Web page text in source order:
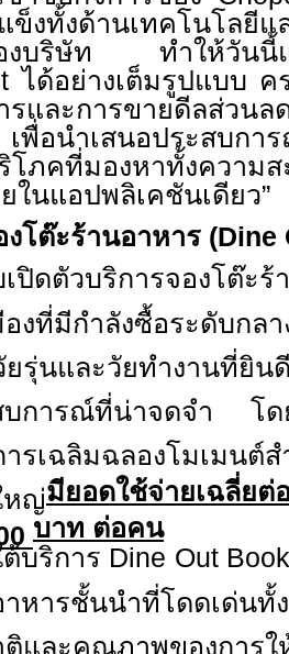
ข็งทั้งด้านเทคโนโลยีแ
งบริษัท ทำให้วันนี้แ
ได้อย่างเต็มรูปแบบ ค
รและการขายดีลส่วนล
นำเสนอประสบการ
โภคที่มองหาทั้งความ
ในแอปพลิเคชันเดียว”
งโต๊ะร้านอาหาร (Dine
ปิดตัวบริการจองโต๊ะร้
องที่มีกำลังซื้อระดับก
ยรุ่นและวัยทำงานที่ยิน
บการณ์ที่น่าจดจำ โดย
ารเฉลิมฉลองโมเมน
หญ่มียอดใช้จ่ายเฉลี่ย
บาท ต่อคน
บริการ Dine Out
าหารชั้นนำที่โดดเด่นทั้
ติและคุณภาพของการ